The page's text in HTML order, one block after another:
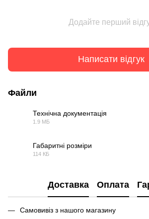
Додайте перший
Написати відгук
Файли
Технічна документація
1.9 МБ
Габаритні розміри
114 КБ
Доставка Оплата
Самовивіз з нашого магазину